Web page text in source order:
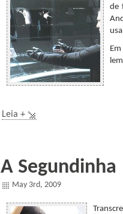
de
Leia +
A Segundinha
May 3rd, 2009